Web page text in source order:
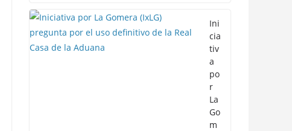
Ini
cia
tiv
a
po
r
La
Go
m